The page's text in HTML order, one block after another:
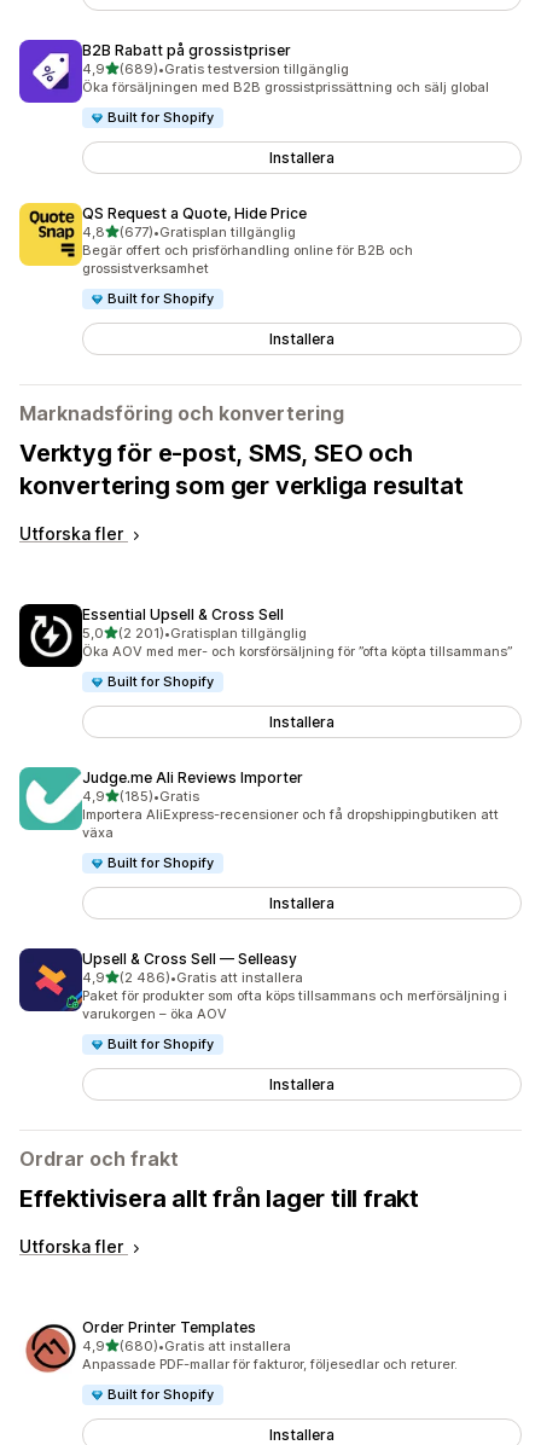
B2B Rabatt på grossistpriser
4,9av 5 stjärnor
(689)
689 recensioner totalt
•Gratis testversion tillgänglig
Öka försäljningen med B2B grossistprissättning och sälj global
Built for Shopify
Installera
QS Request a Quote, Hide Price
4,8av 5 stjärnor
(677)
677 recensioner totalt
•Gratisplan tillgänglig
Begär offert och prisförhandling online för B2B och
grossistverksamhet
Built for Shopify
Installera
Marknadsföring och konvertering
Verktyg för e-post, SMS, SEO och
konvertering som ger verkliga resultat
Utforska fler
Essential Upsell & Cross Sell
5,0av 5 stjärnor
(2 201)
2201 recensioner totalt
•Gratisplan tillgänglig
Öka AOV med mer- och korsförsäljning för ”ofta köpta tillsammans”
Built for Shopify
Installera
Judge.me Ali Reviews Importer
4,9av 5 stjärnor
(185)
185 recensioner totalt
•Gratis
Importera AliExpress-recensioner och få dropshippingbutiken att
växa
Built for Shopify
Installera
Upsell & Cross Sell — Selleasy
4,9av 5 stjärnor
(2 486)
2486 recensioner totalt
•Gratis att installera
Paket för produkter som ofta köps tillsammans och merförsäljning i
varukorgen – öka AOV
Built for Shopify
Installera
Ordrar och frakt
Effektivisera allt från lager till frakt
Utforska fler
Order Printer Templates
4,9av 5 stjärnor
(680)
680 recensioner totalt
•Gratis att installera
Anpassade PDF-mallar för fakturor, följesedlar och returer.
Built for Shopify
Installera